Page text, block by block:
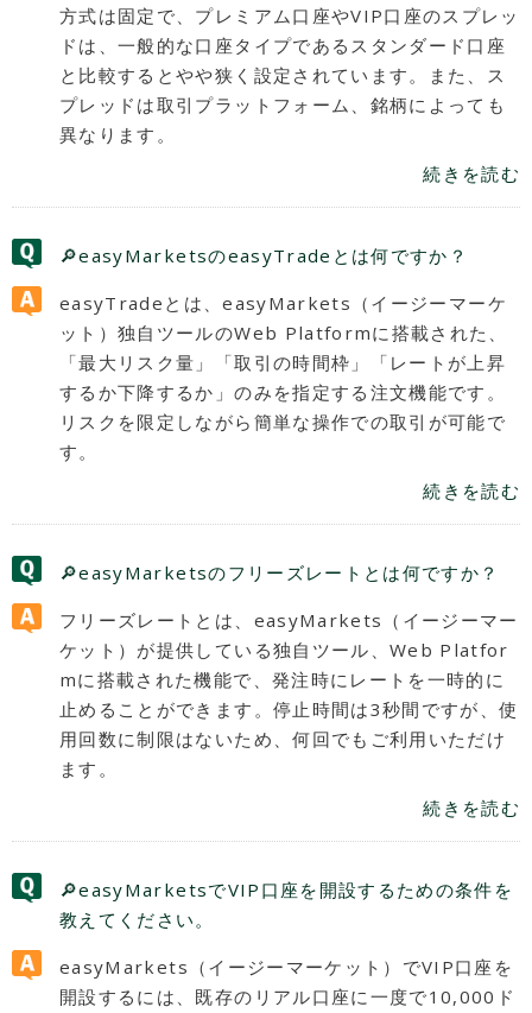
方式は固定で、プレミアム口座やVIP口座のスプレッ
ドは、一般的な口座タイプであるスタンダード口座
と比較するとやや狭く設定されています。また、ス
プレッドは取引プラットフォーム、銘柄によっても
異なります。
続きを読む
🔎easyMarketsのeasyTradeとは何ですか？
easyTradeとは、easyMarkets（イージーマーケ
ット）独自ツールのWeb Platformに搭載された、
「最大リスク量」「取引の時間枠」「レートが上昇
するか下降するか」のみを指定する注文機能です。
リスクを限定しながら簡単な操作での取引が可能で
す。
続きを読む
🔎easyMarketsのフリーズレートとは何ですか？
フリーズレートとは、easyMarkets（イージーマー
ケット）が提供している独自ツール、Web Platfor
mに搭載された機能で、発注時にレートを一時的に
止めることができます。停止時間は3秒間ですが、使
用回数に制限はないため、何回でもご利用いただけ
ます。
続きを読む
🔎easyMarketsでVIP口座を開設するための条件を
教えてください。
easyMarkets（イージーマーケット）でVIP口座を
開設するには、既存のリアル口座に一度で10,000ド